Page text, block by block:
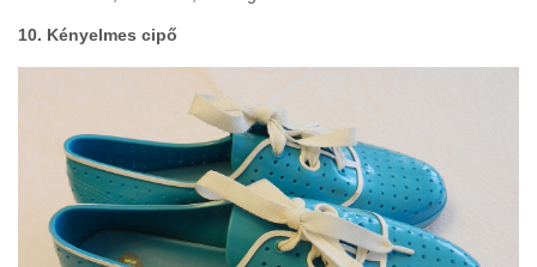
10. Kényelmes cipő